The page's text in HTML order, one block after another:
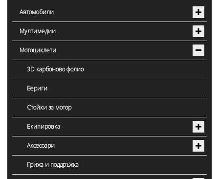
Автомобили
Мултимедии
Мотоциклети
3D карбоново фолио
Вериги
Стойки за мотор
Екипировка
Аксесоари
Грижа и поддръжка